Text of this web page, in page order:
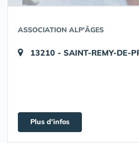
ASSOCIATION ALP'ÂGES
13210 - SAINT-REMY-DE-
Plus d'infos